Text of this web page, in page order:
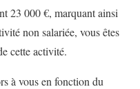
23 000 €, marquant ainsi
non salariée, vous êtes
cette activité.
à vous en fonction du